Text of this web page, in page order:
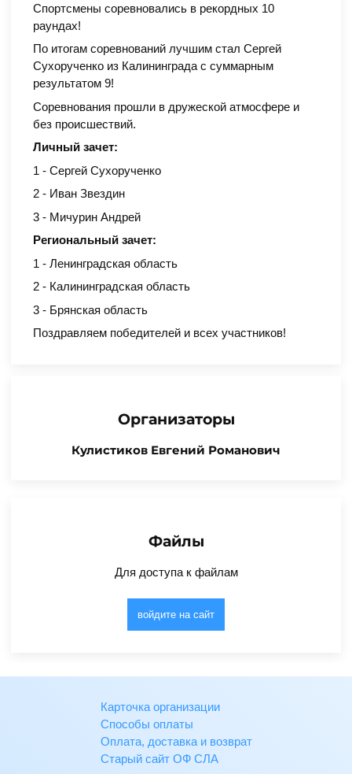
Спортсмены соревновались в рекордных 10
раундах!
По итогам соревнований лучшим стал Сергей
Сухорученко из Калининграда с суммарным
результатом 9!
Соревнования прошли в дружеской атмосфере и
без происшествий.
Личный зачет:
1 - Сергей Сухорученко
2 - Иван Звездин
3 - Мичурин Андрей
Региональный зачет:
1 - Ленинградская область
2 - Калининградская область
3 - Брянская область
Поздравляем победителей и всех участников!
Организаторы
Кулистиков Евгений Романович
Файлы
Для доступа к файлам
войдите на сайт
Карточка организации
Способы оплаты
Оплата, доставка и возврат
Старый сайт ОФ СЛА